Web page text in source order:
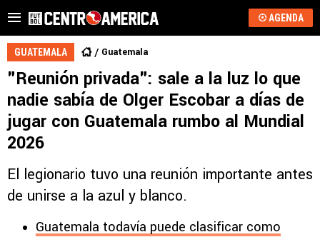
AGENDA
GUATEMALA Guatemala
"Reunión privada": sale a la luz lo que
nadie sabía de Olger Escobar a días de
jugar con Guatemala rumbo al Mundial
2026
El legionario tuvo una reunión importante antes
de unirse a la azul y blanco.
Guatemala todavía puede clasificar como